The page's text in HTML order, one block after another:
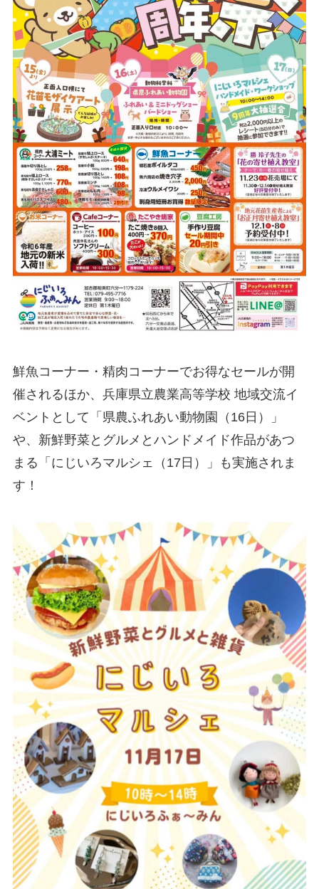
鮮魚コーナー・精肉コーナーでお得なセールが開
催されるほか、兵庫県立農業高等学校 地域交流イ
ベントとして「県農ふれあい動物園（16日）」
や、新鮮野菜とグルメとハンドメイド作品があつ
まる「にじいろマルシェ（17日）」も実施されま
す！